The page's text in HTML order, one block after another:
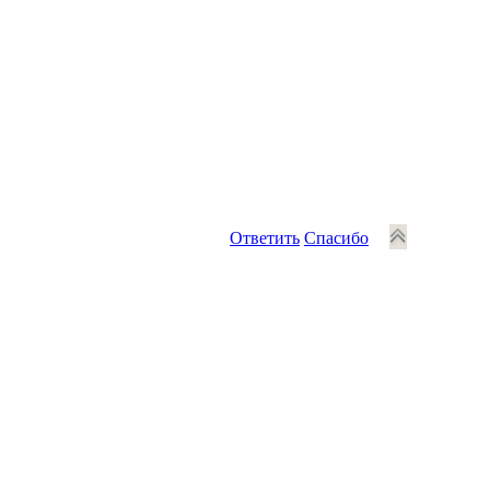
Ответить Спасибо